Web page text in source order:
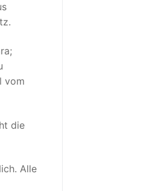
vom
die
Alle